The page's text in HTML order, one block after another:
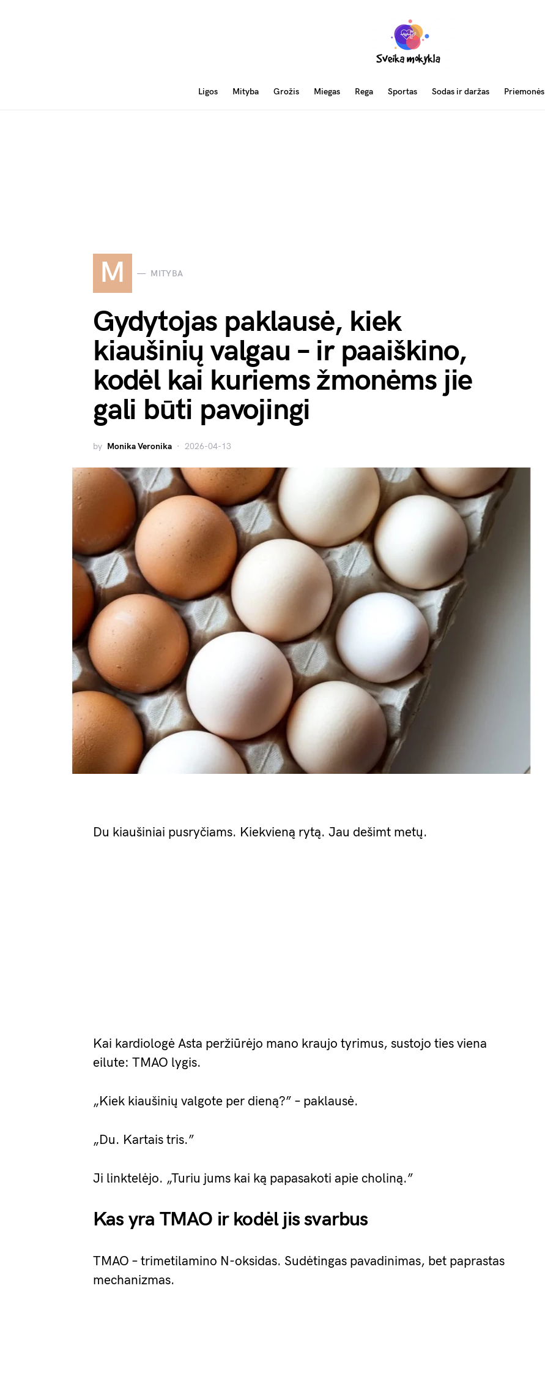
Ligos Mityba Grožis Miegas Rega Sportas Sodas ir daržas Priemonės
M MITYBA
Gydytojas paklausė, kiek
kiaušinių valgau – ir paaiškino,
kodėl kai kuriems žmonėms jie
gali būti pavojingi
by Monika Veronika 2026-04-13
Du kiaušiniai pusryčiams. Kiekvieną rytą. Jau dešimt metų.
Kai kardiologė Asta peržiūrėjo mano kraujo tyrimus, sustojo ties viena
eilute: TMAO lygis.
„Kiek kiaušinių valgote per dieną?” – paklausė.
„Du. Kartais tris.”
Ji linktelėjo. „Turiu jums kai ką papasakoti apie choliną.”
Kas yra TMAO ir kodėl jis svarbus
TMAO – trimetilamino N-oksidas. Sudėtingas pavadinimas, bet paprastas
mechanizmas.